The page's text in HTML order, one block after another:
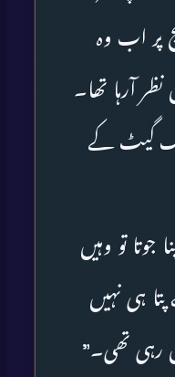
پر اب وہ
آرہا تھا۔
گیٹ کے
جوتا تو وہیں
ہی نہیں
رہی تھی۔”